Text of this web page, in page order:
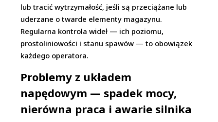
lub tracić wytrzymałość, jeśli są przeciążane lub
uderzane o twarde elementy magazynu.
Regularna kontrola wideł — ich poziomu,
prostoliniowości i stanu spawów — to obowiązek
każdego operatora.
Problemy z układem
napędowym — spadek mocy,
nierówna praca i awarie silnika